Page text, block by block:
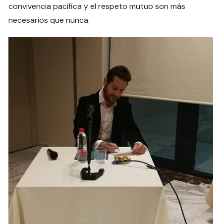
convivencia pacífica y el respeto mutuo son más
necesarios que nunca.